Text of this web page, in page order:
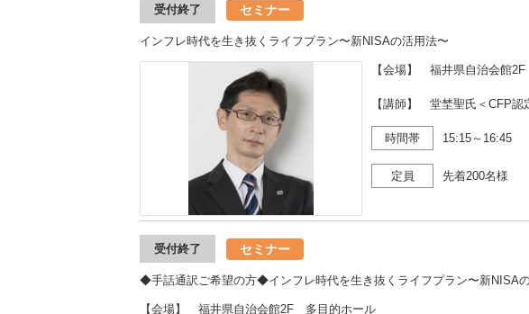
受付終了 セミナー
インフレ時代を生き抜くライフプラン〜新NISAの活用法〜
【会場】 福井県自治会館
【講師】 堂埜聖氏＜CFP認
時間帯 15:15～16:45
定員 先着200名様
受付終了 セミナー
◆手話通訳ご希望の方◆インフレ時代を生き抜くライフプラン〜新NISA
【会場】 福井県自治会館2F 多目的ホール